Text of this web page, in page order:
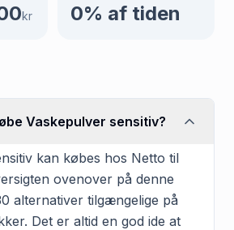
kr 0% af tiden
Vaskepulver sensitiv?
kan købes hos Netto til
ovenover på denne
alternativer tilgængelige på
Det er altid en god ide at